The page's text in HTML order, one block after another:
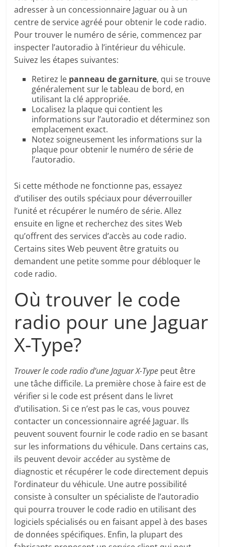
adresser à un concessionnaire Jaguar ou à un
centre de service agréé pour obtenir le code radio.
Pour trouver le numéro de série, commencez par
inspecter l’autoradio à l’intérieur du véhicule.
Suivez les étapes suivantes:
Retirez le panneau de garniture, qui se trouve
généralement sur le tableau de bord, en
utilisant la clé appropriée.
Localisez la plaque qui contient les
informations sur l’autoradio et déterminez son
emplacement exact.
Notez soigneusement les informations sur la
plaque pour obtenir le numéro de série de
l’autoradio.
Si cette méthode ne fonctionne pas, essayez
d’utiliser des outils spéciaux pour déverrouiller
l’unité et récupérer le numéro de série. Allez
ensuite en ligne et recherchez des sites Web
qu’offrent des services d’accès au code radio.
Certains sites Web peuvent être gratuits ou
demandent une petite somme pour débloquer le
code radio.
Où trouver le code
radio pour une Jaguar
X-Type?
Trouver le code radio d’une Jaguar X-Type peut être
une tâche difficile. La première chose à faire est de
vérifier si le code est présent dans le livret
d’utilisation. Si ce n’est pas le cas, vous pouvez
contacter un concessionnaire agréé Jaguar. Ils
peuvent souvent fournir le code radio en se basant
sur les informations du véhicule. Dans certains cas,
ils peuvent devoir accéder au système de
diagnostic et récupérer le code directement depuis
l’ordinateur du véhicule. Une autre possibilité
consiste à consulter un spécialiste de l’autoradio
qui pourra trouver le code radio en utilisant des
logiciels spécialisés ou en faisant appel à des bases
de données spécifiques. Enfin, la plupart des